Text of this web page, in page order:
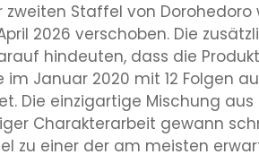
Staffel von
2026 verschoben. Die
hindeuten, dass die
Januar 2020 mit 12 Folgen
Die einzigartige Mischung
Charakterarbeit gewann
zu einer der am meisten